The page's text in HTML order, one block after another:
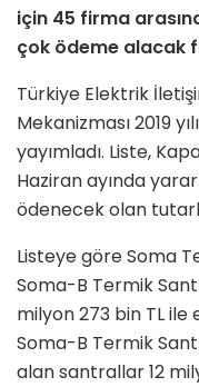
için 45 firma
çok ödeme alacak
Türkiye Elektrik
Mekanizması 2019
yayımladı. Liste,
Haziran ayında
ödenecek olan
Listeye göre Soma
Soma-B Termik
milyon 273 bin TL
Soma-B Termik
alan santrallar 12